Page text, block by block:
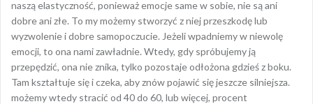
naszą elastyczność, ponieważ emocje same w sobie, nie są ani
dobre ani złe. To my możemy stworzyć z niej przeszkodę lub
wyzwolenie i dobre samopoczucie. Jeżeli wpadniemy w niewolę
emocji, to ona nami zawładnie. Wtedy, gdy spróbujemy ją
przepędzić, ona nie znika, tylko pozostaje odłożona gdzieś z boku.
Tam kształtuje się i czeka, aby znów pojawić się jeszcze silniejsza.
możemy wtedy stracić od 40 do 60, lub więcej, procent